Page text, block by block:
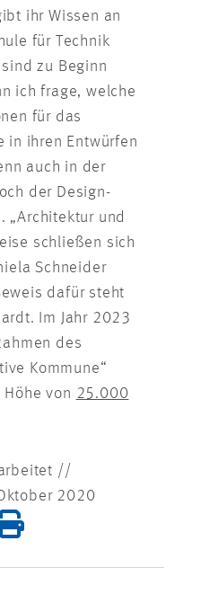
ihr Wissen an
für Technik
zu Beginn
ich frage, welche
für das
in ihren Entwürfen
auch in der
der Design-
„Architektur und
schließen sich
Schneider
dafür steht
Im Jahr 2023
des
Kommune“
von 25.000
//
2020